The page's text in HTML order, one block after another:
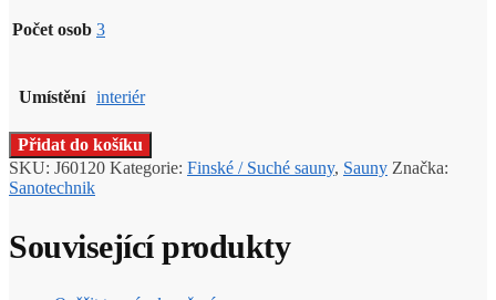
Počet osob 3
Umístění interiér
Přidat do košíku
SKU: J60120 Kategorie: Finské / Suché sauny, Sauny Značka:
Sanotechnik
Související produkty